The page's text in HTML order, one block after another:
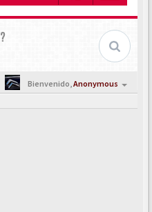
Bienvenido,Anonymous